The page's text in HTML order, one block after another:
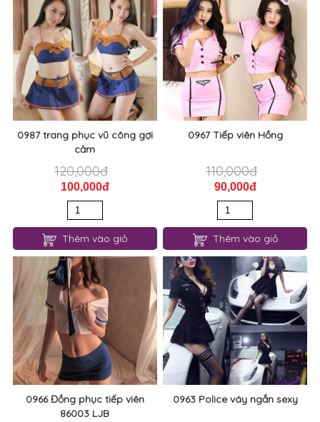
0987 trang phục vũ công gợi
cảm
120,000đ
100,000đ
Thêm vào giỏ
0967 Tiếp viên Hồng
110,000đ
90,000đ
Thêm vào giỏ
0966 Đồng phục tiếp viên
86003 LJB
80,000đ
70,000đ
Thêm vào giỏ
0963 Police váy ngắn sexy
150,000đ
130,000đ
Thêm vào giỏ